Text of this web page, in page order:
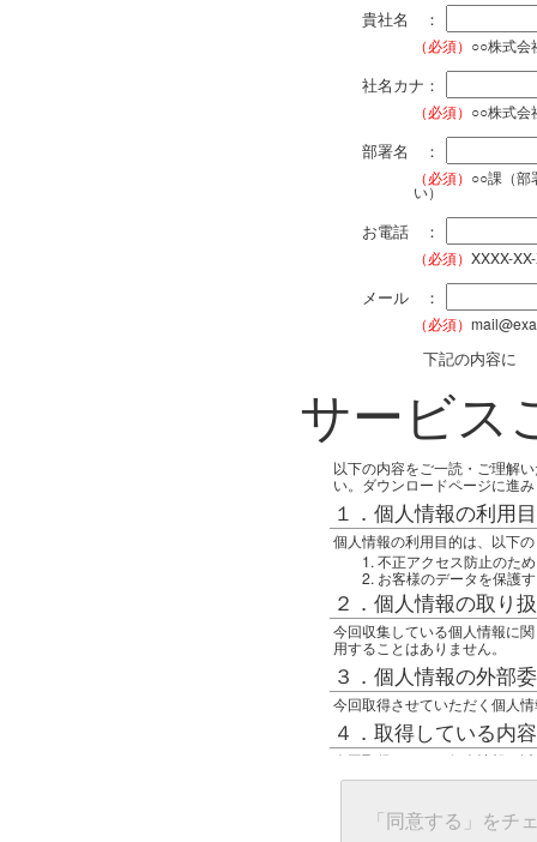
貴社名 ：
（必須） ○○株式会
社名カナ：
（必須） ○○株式会
部署名 ：
（必須） ○○課（部
い）
お電話 ：
（必須） XXXX-
メール ：
（必須）
下記の内容に
サービス
以下の内容をご一読・ご理解
い。ダウンロードページに進
１．個人情報の利用
個人情報の利用目的は、以下
不正アクセス防止のため
お客様のデータを保護
２．個人情報の取り
今回収集している個人情報に
用することはありません。
３．個人情報の外部
今回取得させていただく個人
４．取得している内
今回取得している個人情報は
任意の名前
グローバルIPアドレス
接続ホスト情報
「同意する」をチ